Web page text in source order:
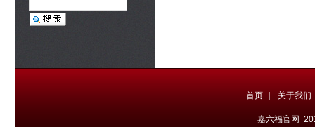
首页 关于我们
嘉六福官网